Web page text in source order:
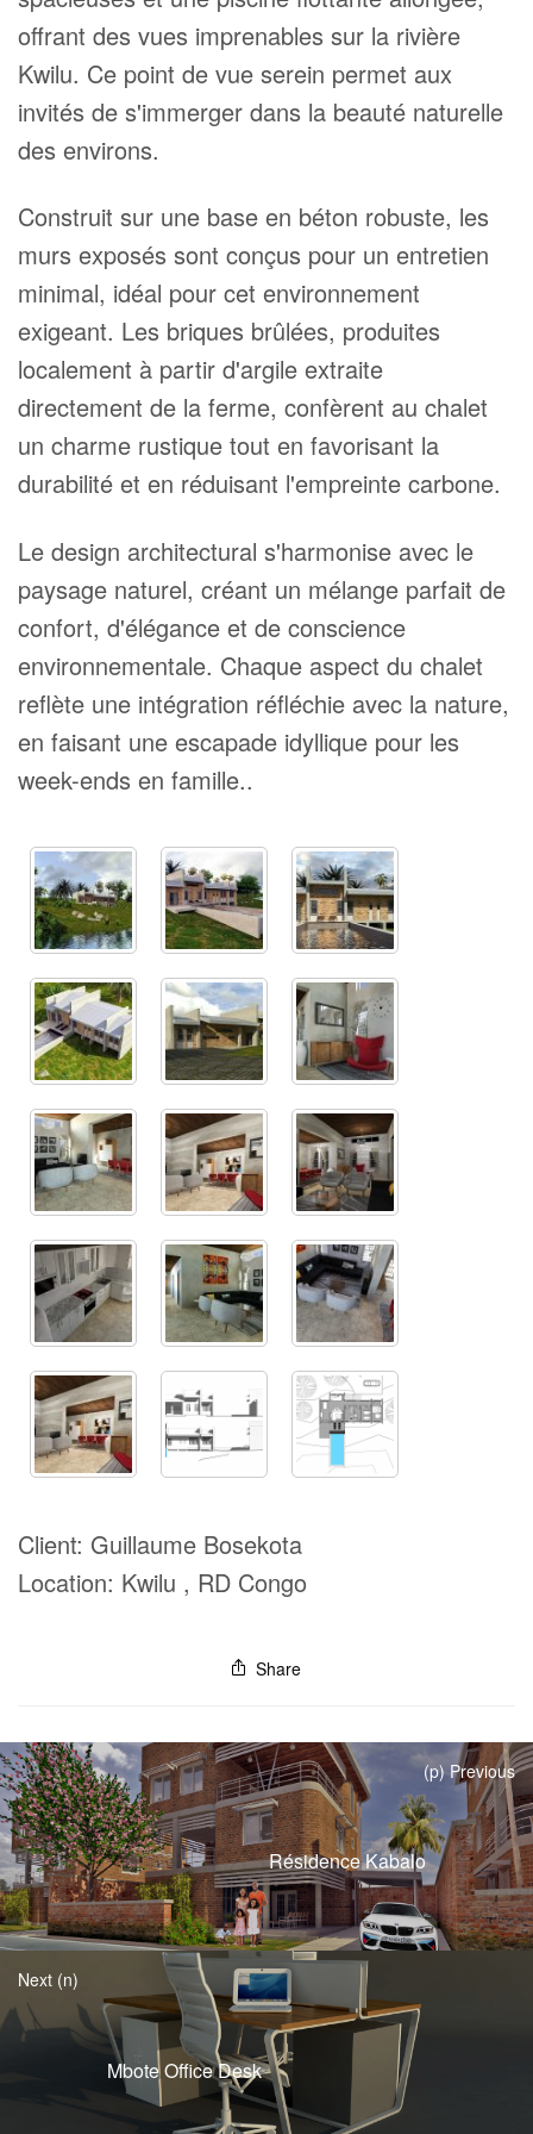
offrant des vues imprenables sur la rivière
Kwilu. Ce point de vue serein permet aux
invités de s'immerger dans la beauté naturelle
des environs.
Construit sur une base en béton robuste, les
murs exposés sont conçus pour un entretien
minimal, idéal pour cet environnement
exigeant. Les briques brûlées, produites
localement à partir d'argile extraite
directement de la ferme, confèrent au chalet
un charme rustique tout en favorisant la
durabilité et en réduisant l'empreinte carbone.
Le design architectural s'harmonise avec le
paysage naturel, créant un mélange parfait de
confort, d'élégance et de conscience
environnementale. Chaque aspect du chalet
reflète une intégration réfléchie avec la nature,
en faisant une escapade idyllique pour les
week-ends en famille..
Client: Guillaume Bosekota
Location: Kwilu , RD Congo
Share
(p) Previous
Résidence Kabalo
Next (n)
Mbote Office Desk